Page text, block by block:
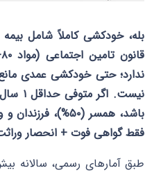
بله، خودکشی کاملاً شامل
ندارد؛ حتی خودکشی عمدی
باشد، همسر (۵۰%)،
فقط گواهی فوت + انحصار
طبق آمارهای رسمی، سالانه بیش از ۵